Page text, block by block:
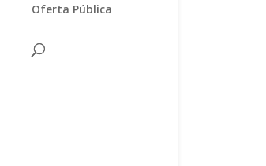
Oferta Pública